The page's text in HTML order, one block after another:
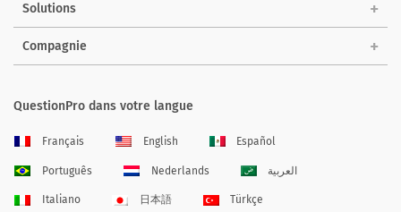
Solutions
Compagnie
QuestionPro dans votre langue
Français English Español
Português Nederlands العربية
Italiano 日本語 Türkçe